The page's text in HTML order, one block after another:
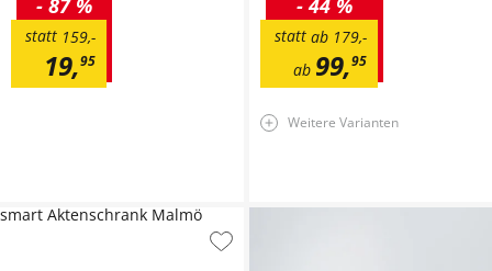
19,95
159,-
statt
ab 99,95
ab 179,-
statt
Weitere Varianten
smart Aktenschrank Malmö